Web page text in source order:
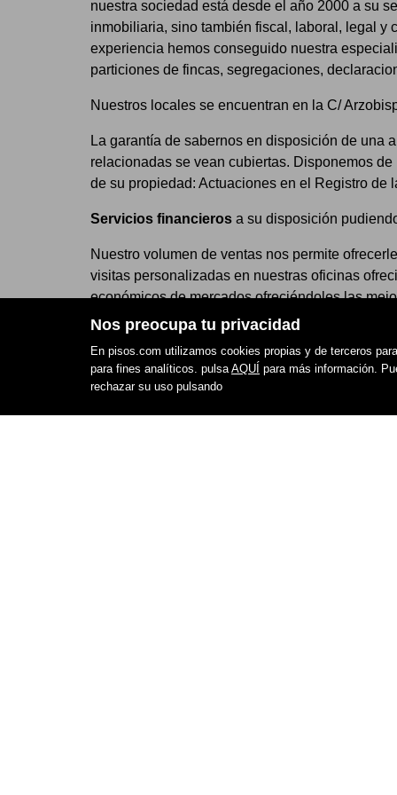
Nos preocupa tu privacidad
En pisos.com utilizamos cookies propias y de terceros
para fines analíticos. pulsaAQUÍ para más información.
rechazar su uso pulsando
nuestra sociedad está desde el año 2000 a su
inmobiliaria, sino también fiscal, laboral, legal y
experiencia hemos conseguido nuestra
particiones de fincas, segregaciones,
Nuestros locales se encuentran en la C/
La garantía de sabernos en disposición de una
relacionadas se vean cubiertas. Disponemos
de su propiedad: Actuaciones en el Registro de
Servicios financieros a su disposición
Nuestro volumen de ventas nos permite
visitas personalizadas en nuestras oficinas
económicos de mercados ofreciéndoles las
facilidad de cuotas. Entendemos que es en los
manteniéndose fija los primeros años.
Servicio legal
nuestro trabajo es nuestro principal objetivo.